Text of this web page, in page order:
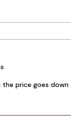
the price goes down